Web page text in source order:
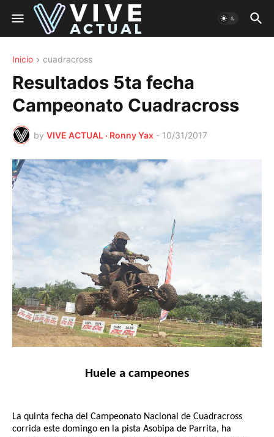
Inicio cuadracross
Resultados 5ta fecha
Campeonato Cuadracross
by VIVE ACTUAL · Ronny Yax - 10/31/2017
Huele a campeones
La quinta fecha del Campeonato Nacional de Cuadracross
corrida este domingo en la pista Asobipa de Parrita, ha